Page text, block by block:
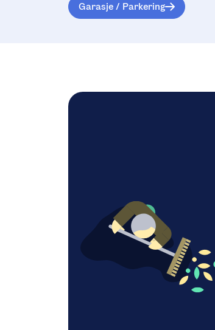
Garasje / Parkering